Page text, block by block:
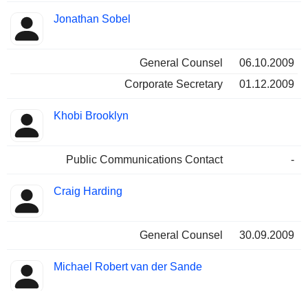
Jonathan Sobel
General Counsel
06.10.2009
Corporate Secretary
01.12.2009
Khobi Brooklyn
Public Communications Contact -
Craig Harding
General Counsel 30.09.2009
Michael Robert van der Sande